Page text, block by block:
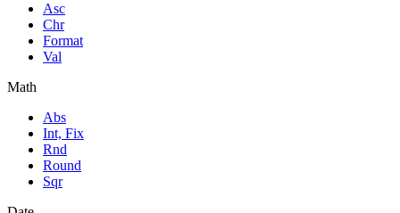
Asc
Chr
Format
Val
Math
Abs
Int, Fix
Rnd
Round
Sqr